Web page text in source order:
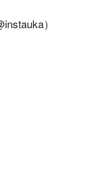
）